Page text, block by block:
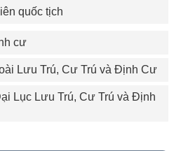
quốc tịch
cư
Lưu Trú, Cư Trú và Định Cư
Lục Lưu Trú, Cư Trú và Định